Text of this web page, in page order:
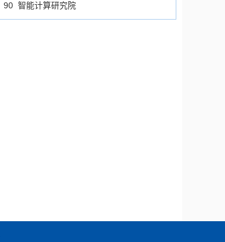
90 智能计算研究院